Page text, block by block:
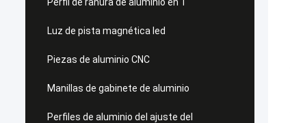
Luz de pista magnética led
Piezas de aluminio CNC
Manillas de gabinete de aluminio
Perfiles de aluminio del ajuste del